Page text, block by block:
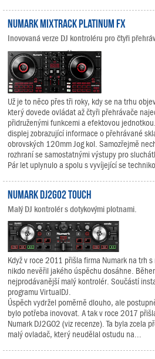
Numark Mixtrack Platinum FX
Inovovaná verze DJ kontroléru pro čtyři
Už je to něco přes tři roky, kdy se na trhu
který dovede ovládat až čtyři přehrávače
přidruženými funkcemi a efektovou
displej zobrazující informace o přehrávané
obrovských 120mm Jog kol. Samozřejmě
rozhraní se samostatnými výstupy pro
Pár let uplynulo a spolu s vyvíjející se
Numark DJ2GO2 Touch
Malý DJ kontrolér s dotykovými plotnami.
Když v roce 2011 přišla firma Numark na trh s
nikdo nevěřil jakého úspěchu dosáhne.
nejprodávanější malý kontrolér. Součástí
programu VirtualDJ.
Úspěch vydržel poměrně dlouho, ale
bylo potřeba inovovat. A tak v roce 2017
Numark DJ2GO2 (viz recenze). Ta byla zcela
malý ovladač, který neudělal ostudu na...